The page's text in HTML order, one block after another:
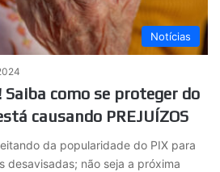
Notícias
como se proteger do
causando PREJUÍZOS
da popularidade do PIX para
desavisadas; não seja a próxima